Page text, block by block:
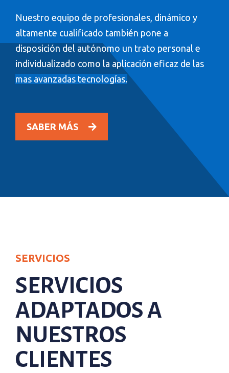
Nuestro equipo de profesionales, dinámico y
altamente cualificado también pone a
disposición del autónomo un trato personal e
individualizado como la aplicación eficaz de las
mas avanzadas tecnologías.
SABER MÁS
SERVICIOS
SERVICIOS
ADAPTADOS A
NUESTROS
CLIENTES